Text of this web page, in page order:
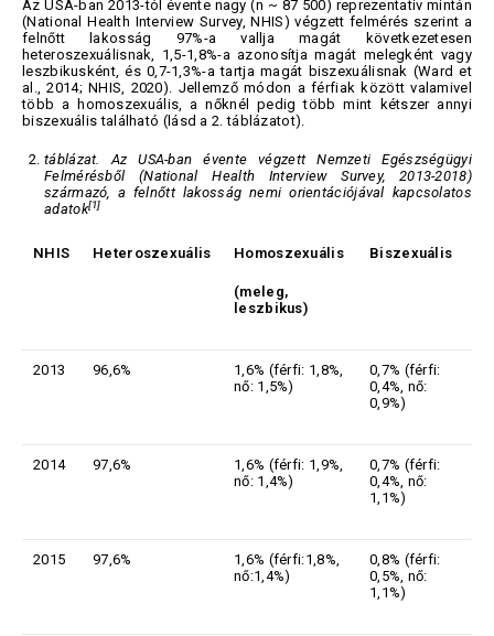
Az USA-ban 2013-tól évente nagy (n ~ 87 500) reprezentatív mintán
(National Health Interview Survey, NHIS) végzett felmérés szerint a
felnőtt lakosság 97%-a vallja magát következetesen
heteroszexuálisnak, 1,5-1,8%-a azonosítja magát melegként vagy
leszbikusként, és 0,7-1,3%-a tartja magát biszexuálisnak (Ward et
al., 2014; NHIS, 2020). Jellemző módon a férfiak között valamivel
több a homoszexuális, a nőknél pedig több mint kétszer annyi
biszexuális található (lásd a 2. táblázatot).
táblázat. Az USA-ban évente végzett Nemzeti Egészségügyi
Felmérésből (National Health Interview Survey, 2013-2018)
származó, a felnőtt lakosság nemi orientációjával kapcsolatos
adatok[1]
NHIS Heteroszexuális Homoszexuális
(meleg,
leszbikus)
Biszexuális
2013 96,6%
1,6% (férfi: 1,8%,
nő: 1,5%)
0,7% (férfi:
0,4%, nő:
0,9%)
2014 97,6%
1,6% (férfi: 1,9%,
nő: 1,4%)
0,7% (férfi:
0,4%, nő:
1,1%)
2015 97,6%
1,6% (férfi:1,8%,
nő:1,4%)
0,8% (férfi:
0,5%, nő:
1,1%)